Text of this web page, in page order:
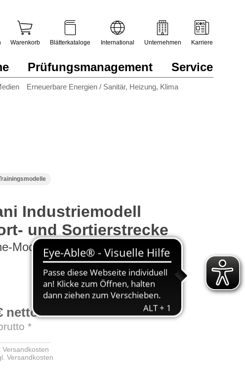
Erneuerbare Energien / Sanitär, Heizung, Klima
Prüfungsmanagement Service
Warenkorb Blätterkataloge International Unternehmen Karriere
Industriemodell
und Sortierstrecke
Modell
netto **
*
Versandkosten
Versandkosten